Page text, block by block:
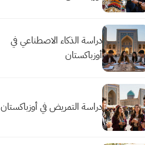
دراسة الذكاء الاصطناعي في
أوزباكستان
دراسة التمريض في أوزباكستان